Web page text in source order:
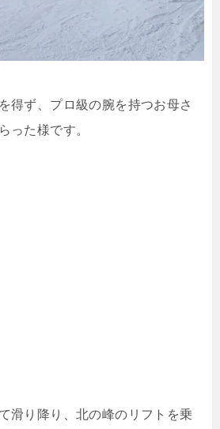
得ず、プロ級の腕を持つお母さ
った様です。
滑り降り、北の峰のリフトを乗